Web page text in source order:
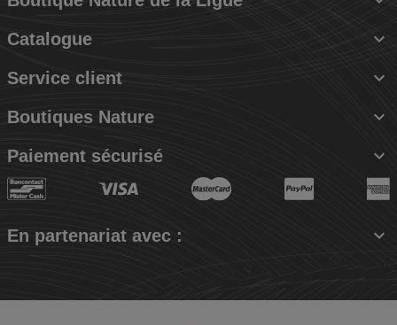
Catalogue 
Service client 
Boutiques Nature 
Paiement sécurisé 
En partenariat avec : 